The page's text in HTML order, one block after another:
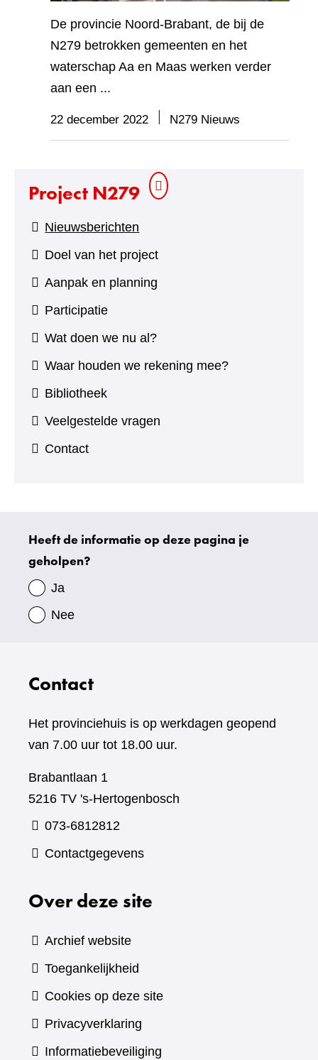
De provincie Noord-Brabant, de bij de
N279 betrokken gemeenten en het
waterschap Aa en Maas werken verder
aan een ...
22 december 2022 N279 Nieuws
Project N279
Nieuwsberichten
Doel van het project
Aanpak en planning
Participatie
Wat doen we nu al?
Waar houden we rekening mee?
Bibliotheek
Veelgestelde vragen
Contact
Uw
gegevens
Heeft de informatie op deze pagina je
geholpen?
Ja
Nee
Contact
Het provinciehuis is op werkdagen geopend
van 7.00 uur tot 18.00 uur.
Brabantlaan 1
5216 TV 's-Hertogenbosch
073-6812812
Contactgegevens
Over deze site
Archief website
Toegankelijkheid
Cookies op deze site
Privacyverklaring
Informatiebeveiliging